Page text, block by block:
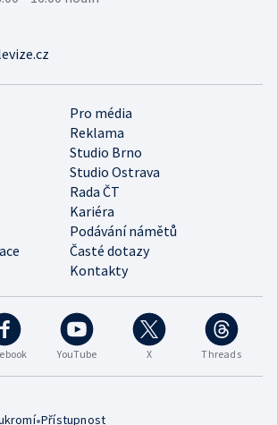
YouTube X Threads
Pro média
Reklama
Studio Brno
Studio Ostrava
Rada ČT
Kariéra
Podávání námětů
Časté dotazy
Kontakty
•Přístupnost